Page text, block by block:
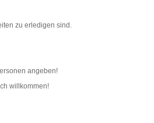
zu erledigen sind.
angeben!
willkommen!